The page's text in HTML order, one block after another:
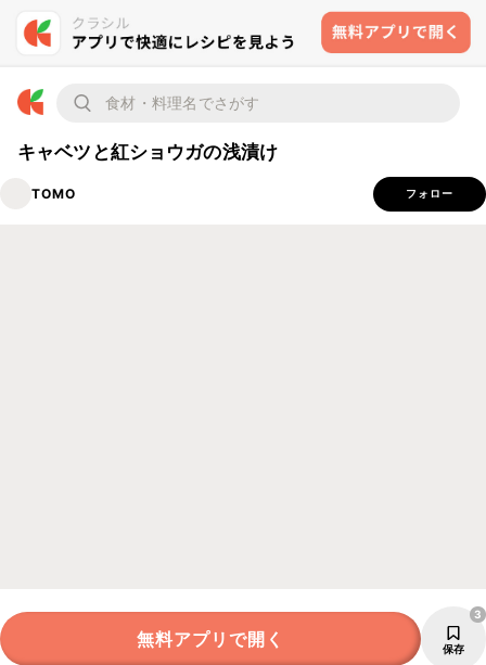
キャベツと紅ショウガの浅漬け
TOMO フォロー
無料アプリで開く 保存
3